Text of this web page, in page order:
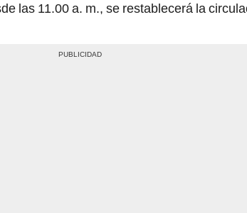
las 11.00 a. m., se restablecerá la